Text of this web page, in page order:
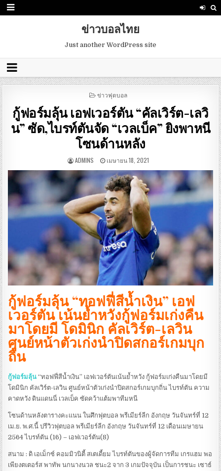
ข่าวบอลไทย
Just another WordPress site
POSTED
ข่าวฟุตบอล
กู้ฟอร์มลุ้น เอฟเวอร์ตัน “คัลเวิร์ต-เลวิ
น” ซัด,ไบรท์ตันจัด “เวลเบ็ค” ยิงพาหนี
โซนด้านหลัง
ADMINS เมษายน 18, 2021
กู้ฟอร์มลุ้น “ทอฟฟี่สีน้ำเงิน” เอฟ
เวอร์ตัน เน้นย้ำหวังกู้ฟอร์มเก่งคืน
มาโดยมี โดมินิก คัลเวิร์ต-เลวิน
ศูนย์หน้าตัวเก่งนำปิดสกอร์เกมบุก
ถิ่น
กู้ฟอร์มลุ้น“ทอฟฟี่สีน้ำเงิน” เอฟเวอร์ตันเน้นย้ำหวัง กู้ฟอร์มเก่งคืนมาโดยมี
โดมินิก คัลเวิร์ต-เลวิน ศูนย์หน้าตัวเก่งนำปิดสกอร์เกมบุกถิ่น ไบรท์ตัน ความ
คาดหวัง ดินแดนนี่ เวลเบ็ค ซัดคว้าแต้มพาทีมหนี
โซนด้านหลังตารางคะแนน ในศึกฟุตบอล พรีเมียร์ลีก อังกฤษ วันจันทร์ที่ 12
เม.ย. พ.ศ.นี้ ปรีวิวฟุตบอล พรีเมียร์ลีก อังกฤษ วันจันทร์ที่ 12 เดือนเมษายน
2564 ไบรท์ตัน (16) – เอฟเวอร์ตัน(8)
สนาม : ดิ เอเม็กซ์ คอมมิวนิตี้ สเตเดี้ยม ไบรท์ตันของผู้จัดการทีม เกรแฮม พอ
เพียงตเตอร์ส พาทัพ นกนางนวล ชนะ2 จาก 3 เกมปัจจุบัน เป็นการชนะ เซาธ์